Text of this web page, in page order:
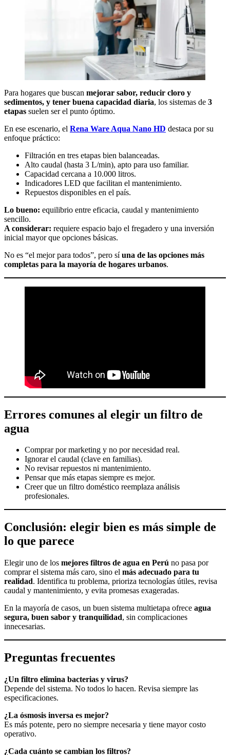
Para hogares que buscan mejorar sabor, reducir cloro y
sedimentos, y tener buena capacidad diaria, los sistemas de 3
etapas suelen ser el punto óptimo.
En ese escenario, el Rena Ware Aqua Nano HD destaca por su
enfoque práctico:
Filtración en tres etapas bien balanceadas.
Alto caudal (hasta 3 L/min), apto para uso familiar.
Capacidad cercana a 10.000 litros.
Indicadores LED que facilitan el mantenimiento.
Repuestos disponibles en el país.
Lo bueno: equilibrio entre eficacia, caudal y mantenimiento
sencillo.
A considerar: requiere espacio bajo el fregadero y una inversión
inicial mayor que opciones básicas.
No es “el mejor para todos”, pero síuna de las opciones más
completas para la mayoría de hogares urbanos.
Errores comunes al elegir un filtro de
agua
Comprar por marketing y no por necesidad real.
Ignorar el caudal (clave en familias).
No revisar repuestos ni mantenimiento.
Pensar que más etapas siempre es mejor.
Creer que un filtro doméstico reemplaza análisis
profesionales.
Conclusión: elegir bien es más simple de
lo que parece
Elegir uno de los mejores filtros de agua en Perú no pasa por
comprar el sistema más caro, sino el más adecuado para tu
realidad. Identifica tu problema, prioriza tecnologías útiles, revisa
caudal y mantenimiento, y evita promesas exageradas.
En la mayoría de casos, un buen sistema multietapa ofrece agua
segura, buen sabor y tranquilidad, sin complicaciones
innecesarias.
Preguntas frecuentes
¿Un filtro elimina bacterias y virus?
Depende del sistema. No todos lo hacen. Revisa siempre las
especificaciones.
¿La ósmosis inversa es mejor?
Es más potente, pero no siempre necesaria y tiene mayor costo
operativo.
¿Cada cuánto se cambian los filtros?